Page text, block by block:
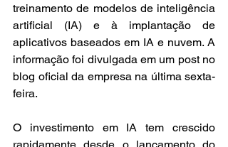
treinamento de modelos de inteligência
artificial (IA) e à implantação de
aplicativos baseados em IA e nuvem. A
informação foi divulgada em um post no
blog oficial da empresa na última sexta-
feira.
O investimento em IA tem crescido